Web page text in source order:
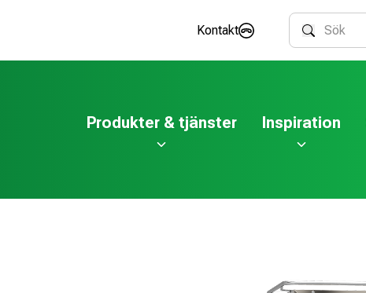
Kontakt
Sök
Produkter & tjänster Inspiration